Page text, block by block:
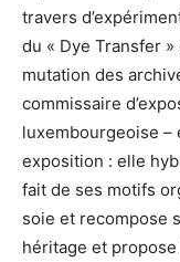
travers
du « Dye Transfer »
mutation des
commissaire
luxembourgeoise
exposition : elle
fait de ses motifs
soie et recompose
héritage et propose